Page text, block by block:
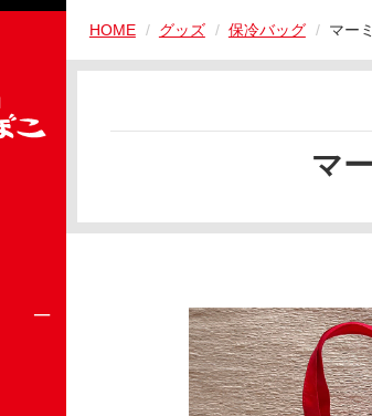
HOME グッズ 保冷バッグ マー
マ